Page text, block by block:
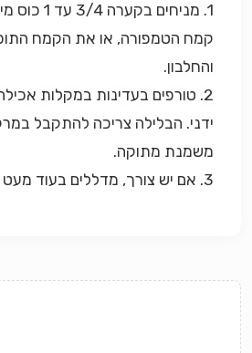
1. מניחים
קמח הטמפורה, או את הקמח
והחלבון.
2. טורפים בעדינות במקלות
ידני. הבלילה צריכה להתקבל
משמנת מתוקה.
3. אם יש צורך, מדללים בעוד מעט מים.